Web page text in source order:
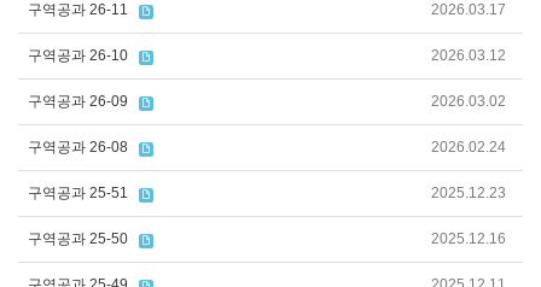
구역공과 26-11 2026.03.17
구역공과 26-10 2026.03.12
구역공과 26-09 2026.03.02
구역공과 26-08 2026.02.24
구역공과 25-51 2025.12.23
구역공과 25-50 2025.12.16